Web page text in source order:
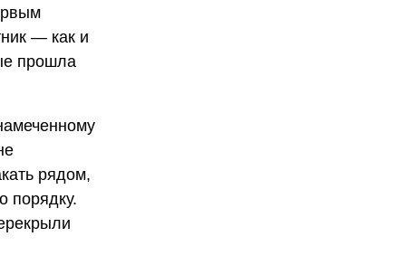
— как и
прошла
рядом,
порядку.